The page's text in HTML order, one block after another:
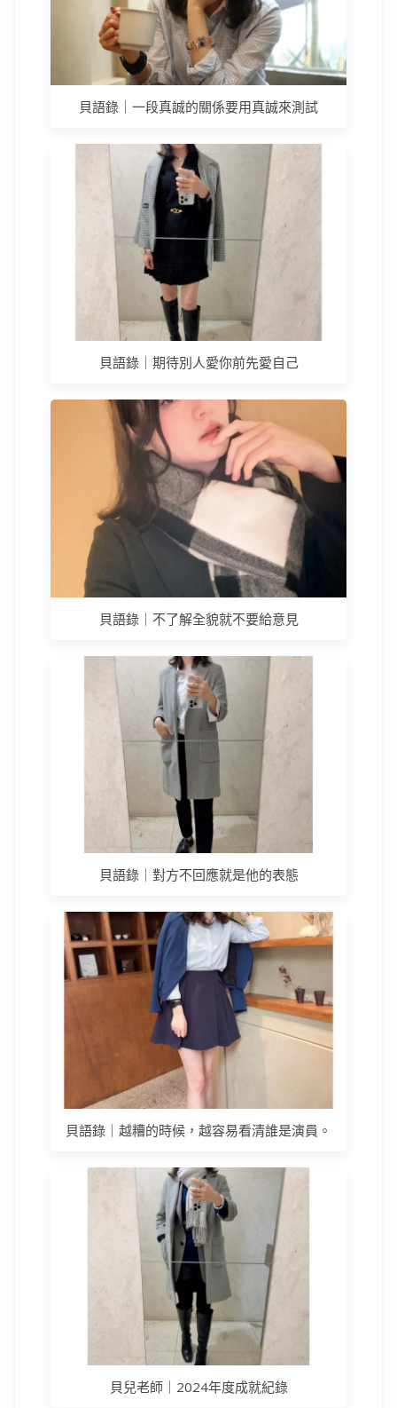
貝語錄｜一段真誠的關係要用真誠來測試
貝語錄｜期待別人愛你前先愛自己
貝語錄｜不了解全貌就不要給意見
貝語錄｜對方不回應就是他的表態
貝語錄｜越糟的時候，越容易看清誰是演員。
貝兒老師｜2024年度成就紀錄